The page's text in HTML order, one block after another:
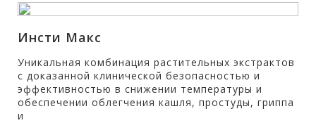
Инсти Макс
Уникальная комбинация растительных экстрактов
с доказанной клинической безопасностью и
эффективностью в снижении температуры и
обеспечении облегчения кашля, простуды, гриппа
и